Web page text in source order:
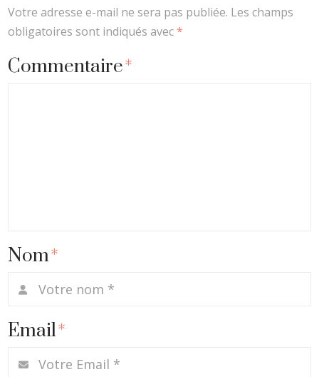
Votre adresse e-mail ne sera pas publiée. Les champs
obligatoires sont indiqués avec*
Commentaire*
Nom*
Email*